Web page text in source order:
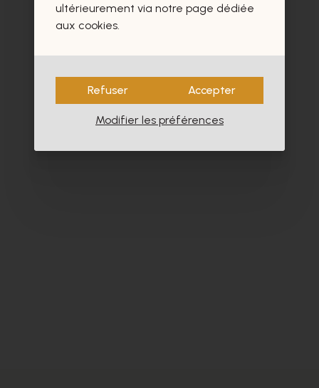
ultérieurement via notre page dédiée
aux cookies.
Refuser Accepter
Modifier les préférences